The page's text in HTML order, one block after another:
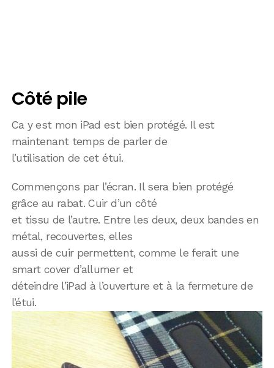
Côté pile
Ca y est mon iPad est bien protégé. Il est
maintenant temps de parler de
l’utilisation de cet étui.
Commençons par l’écran. Il sera bien protégé
grâce au rabat. Cuir d’un côté
et tissu de l’autre. Entre les deux, deux bandes en
métal, recouvertes, elles
aussi de cuir permettent, comme le ferait une
smart cover d’allumer et
déteindre l’iPad à l’ouverture et à la fermeture de
l’étui.